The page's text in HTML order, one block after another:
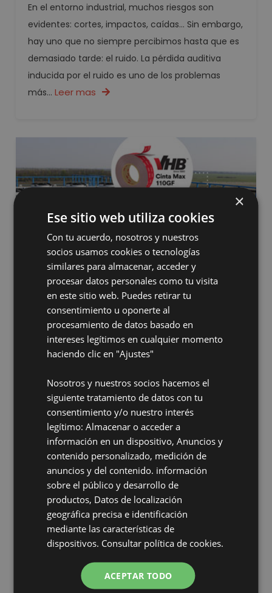
En el entorno industrial, muchos riesgos son
evidentes: cortes, impactos, caídas… Sin embargo,
hay uno que no siempre percibimos hasta que es
demasiado tarde: el ruido. La pérdida auditiva
inducida por el ruido es uno de los problemas
más...Leer mas
Más posibilidades para
aplicaciones exigentes con la
Cinta 3M™ VHB™ Max
En entornos industriales donde la resistencia, la
fiabilidad y la eficiencia del proceso son críticas,
contar con soluciones de unión que estén a la
altura marca la diferencia. La nueva cinta 3M™
VHB™ Max llega para ampliar los límites...
mas
×
Ese sitio web utiliza cookies
Con tu acuerdo, nosotros y nuestros
socios usamos cookies o tecnologías
similares para almacenar, acceder y
procesar datos personales como tu visita
en este sitio web. Puedes retirar tu
consentimiento u oponerte al
procesamiento de datos basado en
intereses legítimos en cualquier momento
haciendo clic en "Ajustes"
Nosotros y nuestros socios hacemos el
siguiente tratamiento de datos con tu
consentimiento y/o nuestro interés
legítimo: Almacenar o acceder a
información en un dispositivo, Anuncios y
contenido personalizado, medición de
anuncios y del contenido. información
sobre el público y desarrollo de
productos, Datos de localización
geográfica precisa e identificación
mediante las características de
dispositivos. Consultar política de cookies.
ACEPTAR TODO